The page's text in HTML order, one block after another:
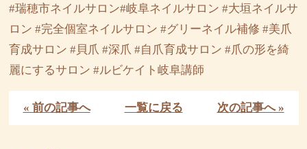
#瑞穂市ネイルサロン#岐阜ネイルサロン #大垣ネイルサ
ロン #完全個室ネイルサロン #グリーネイル補修 #美爪
育成サロン #貝爪 #深爪 #自爪育成サロン #爪の形を綺
麗にするサロン #ルビケイト岐阜講師
« 前の記事へ 一覧に戻る 次の記事へ »